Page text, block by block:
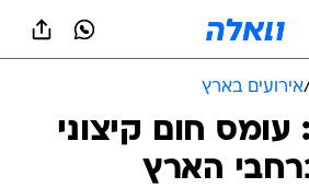
אירועים בארץ
חום קיצוני
הארץ